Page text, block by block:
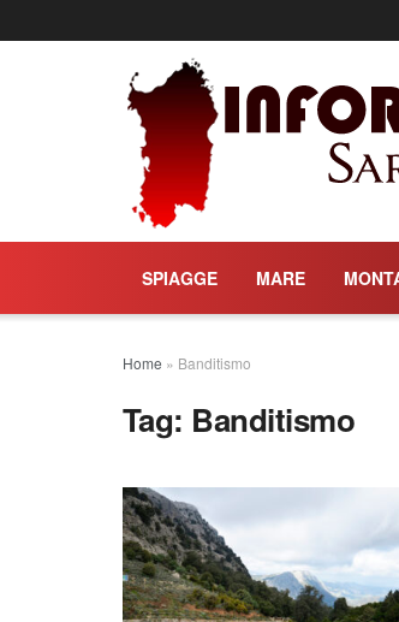
SPIAGGE MARE
Home » Banditismo
Tag: Banditismo